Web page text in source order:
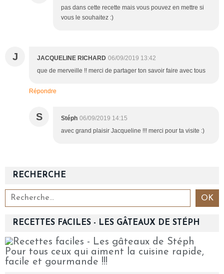
pas dans cette recette mais vous pouvez en mettre si
vous le souhaitez :)
J JACQUELINE RICHARD 06/09/2019 13:42
que de merveille !! merci de partager ton savoir faire avec tous
Répondre
S Stéph 06/09/2019 14:15
avec grand plaisir Jacqueline !!! merci pour ta visite :)
RECHERCHE
RECETTES FACILES - LES GÂTEAUX DE STÉPH
Pour tous ceux qui aiment la cuisine rapide,
facile et gourmande !!!